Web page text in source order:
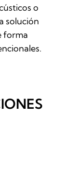
o
solución
forma